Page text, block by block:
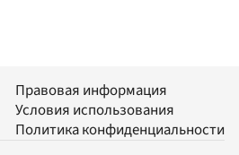
Правовая информация
Условия использования
Политика конфиденциальности